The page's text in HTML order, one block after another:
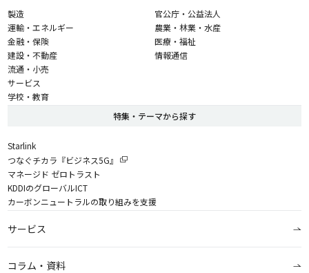
製造
運輸・エネルギー
金融・保険
建設・不動産
流通・小売
サービス
学校・教育
官公庁・公益法人
農業・林業・水産
医療・福祉
情報通信
特集・テーマから探す
Starlink
つなぐチカラ『ビジネス5G』
マネージド ゼロトラスト
KDDIのグローバルICT
カーボンニュートラルの取り組みを支援
サービス
コラム・資料